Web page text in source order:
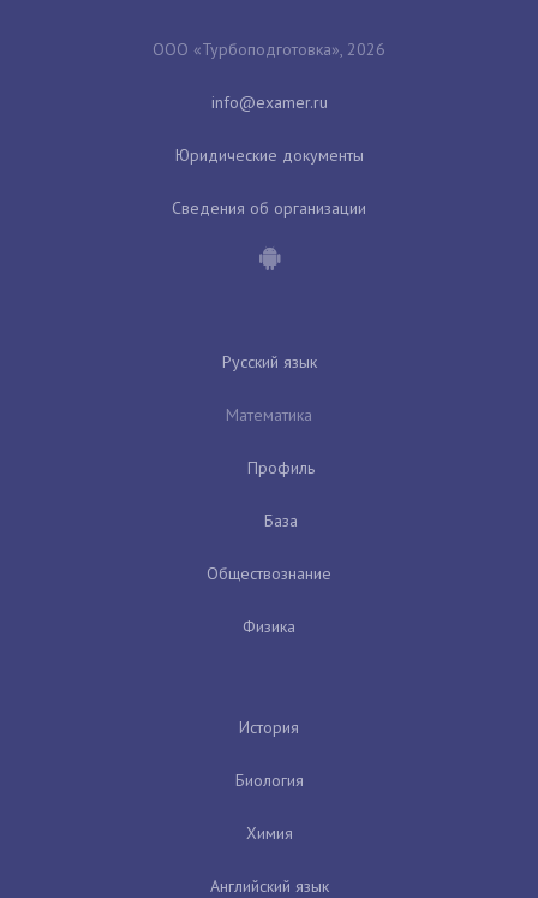
ООО «Турбоподготовка», 2026
Юридические документы
Сведения об организации
Русский язык
Математика
Профиль
База
Обществознание
Физика
История
Биология
Химия
Английский язык